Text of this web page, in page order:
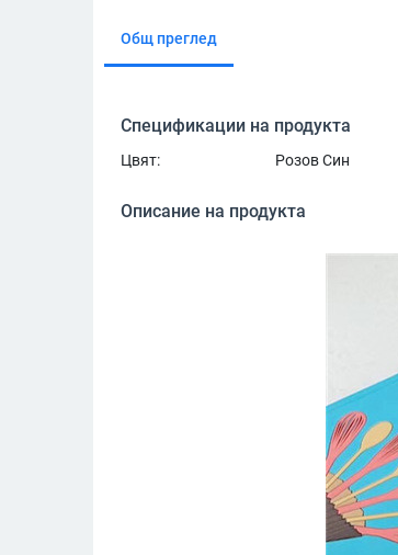
Общ преглед
Спецификации на продукта
Цвят: Розов Син
Описание на продукта